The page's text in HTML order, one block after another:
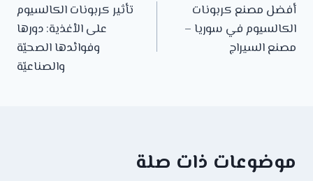
أفضل مصنع كربونات
الكالسيوم في سوريا –
مصنع السيراج
تأثير كربونات الكالسيوم
على الأغذية: دورها
وفوائدها الصحيّة
والصناعيّة
موضوعات ذات صلة